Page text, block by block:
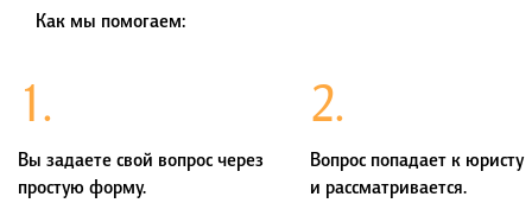
Как мы помогаем:
1.
Вы задаете свой вопрос через
простую форму.
2.
Вопрос попадает к юристу
и рассматривается.